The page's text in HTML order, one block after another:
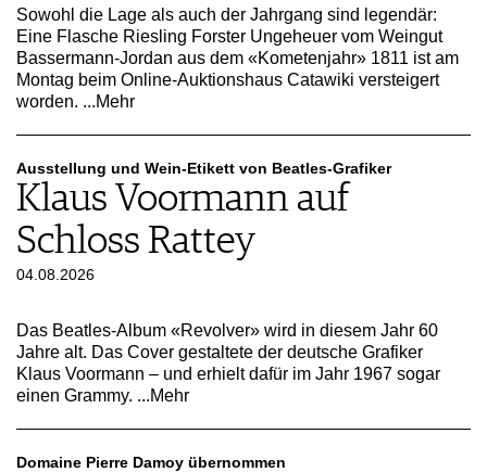
ABO
AUSGABE
ARCHIV
VORTEILSWELT
PORTRAITS
VINOPHILES
ARCHIV
ANMELDEN
AWARDS
GEWINNSPIELE
WEINSUCHE
NEWSLETTER
WINE TRADE CLUB
REDAKTION
JOBS
Sowohl die Lage als auch der Jahrgang sind legendär:
Eine Flasche Riesling Forster Ungeheuer vom Weingut
Bassermann-Jordan aus dem «Kometenjahr» 1811 ist am
Montag beim Online-Auktionshaus Catawiki versteigert
worden. ...Mehr
Ausstellung und Wein-Etikett von Beatles-Grafiker
Klaus Voormann auf
Schloss Rattey
04.08.2026
Das Beatles-Album «Revolver» wird in diesem Jahr 60
Jahre alt. Das Cover gestaltete der deutsche Grafiker
Klaus Voormann – und erhielt dafür im Jahr 1967 sogar
einen Grammy. ...Mehr
Domaine Pierre Damoy übernommen